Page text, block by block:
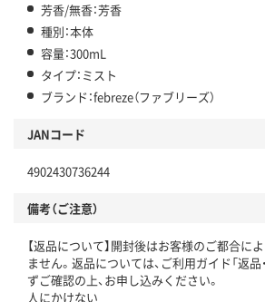
芳香/無香：芳香
種別：本体
容量：300mL
タイプ：ミスト
ブランド：febreze（ファブリーズ）
JANコード
4902430736244
備考（ご注意）
【返品について】開封後はお客様のご都合に
ません。返品については、ご利用ガイド「返品
ずご確認の上、お申し込みください。
人にかけない